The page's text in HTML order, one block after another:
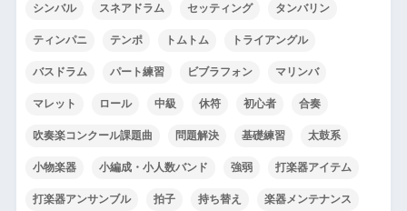
シンバル スネアドラム セッティング タンバリン
ティンパニ テンポ トムトム トライアングル
バスドラム パート練習 ビブラフォン マリンバ
マレット ロール 中級 休符 初心者 合奏
吹奏楽コンクール課題曲 問題解決 基礎練習 太鼓系
小物楽器 小編成・小人数バンド 強弱 打楽器アイテム
打楽器アンサンブル 拍子 持ち替え 楽器メンテナンス